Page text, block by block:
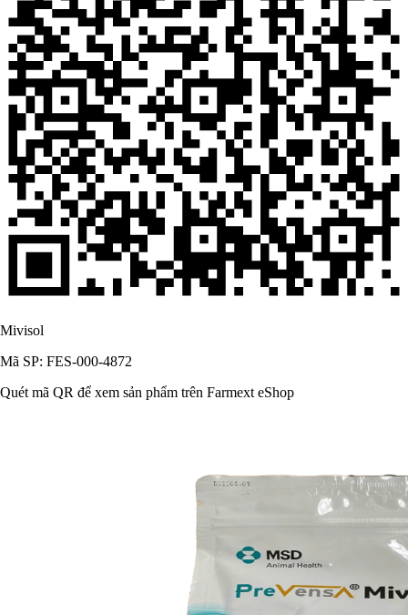
Mivisol
Mã SP: FES-000-4872
Quét mã QR để xem sản phẩm trên Farmext eShop